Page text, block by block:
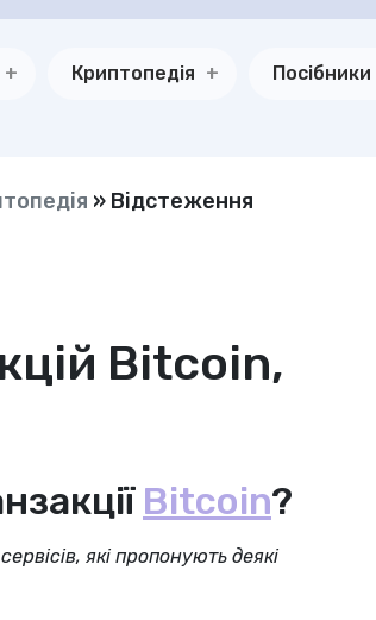
Криптопедія Посібники
» Відстеження
Bitcoin,
Bitcoin?
які пропонують деякі